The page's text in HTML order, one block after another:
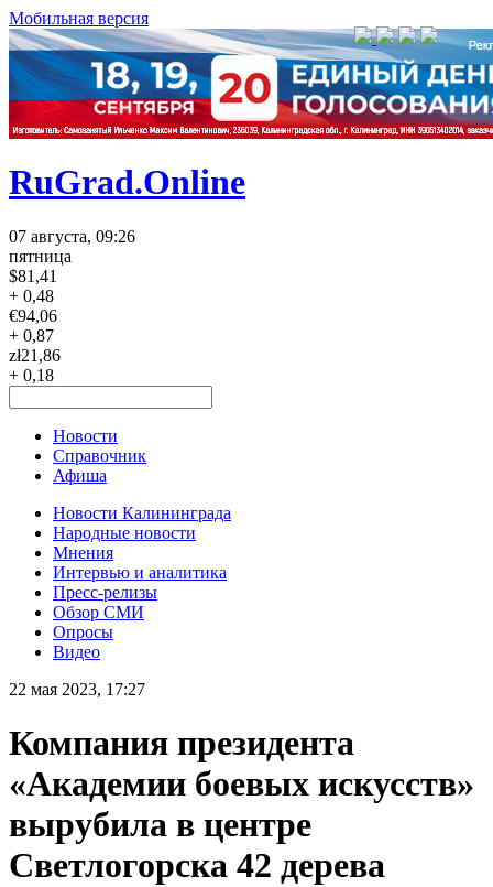
Мобильная версия
RuGrad.Online
07 августа, 09:26
пятница
$81,41
+ 0,48
€94,06
+ 0,87
zł21,86
+ 0,18
Новости
Справочник
Афиша
Новости Калининграда
Народные новости
Мнения
Интервью и аналитика
Пресс-релизы
Обзор СМИ
Опросы
Видео
22 мая 2023, 17:27
Компания президента
«Академии боевых искусств»
вырубила в центре
Светлогорска 42 дерева